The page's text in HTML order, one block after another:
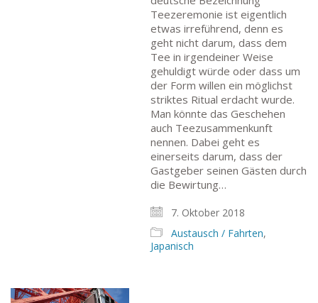
Teezeremonie ist eigentlich
etwas irreführend, denn es
geht nicht darum, dass dem
Tee in irgendeiner Weise
gehuldigt würde oder dass um
der Form willen ein möglichst
striktes Ritual erdacht wurde.
Man könnte das Geschehen
auch Teezusammenkunft
nennen. Dabei geht es
einerseits darum, dass der
Gastgeber seinen Gästen durch
die Bewirtung…
7. Oktober 2018
Austausch / Fahrten,
Japanisch